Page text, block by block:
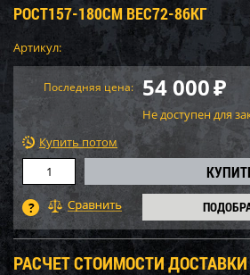
РОСТ157-180СМ ВЕС72-86КГ
Артикул:
Последняя цена: 54 000₽
Не доступен для
Купить потом
РАСЧЕТ СТОИМОСТИ ДОСТАВКИ